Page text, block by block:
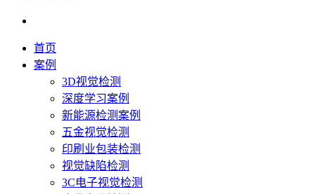
首页
案例
3D视觉检测
深度学习案例
新能源检测案例
五金视觉检测
印刷业包装检测
视觉缺陷检测
3C电子视觉检测